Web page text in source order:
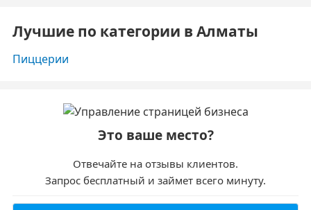
Лучшие по категории в Алматы
Пиццерии
Это ваше место?
Отвечайте на отзывы клиентов.
Запрос бесплатный и займет всего минуту.